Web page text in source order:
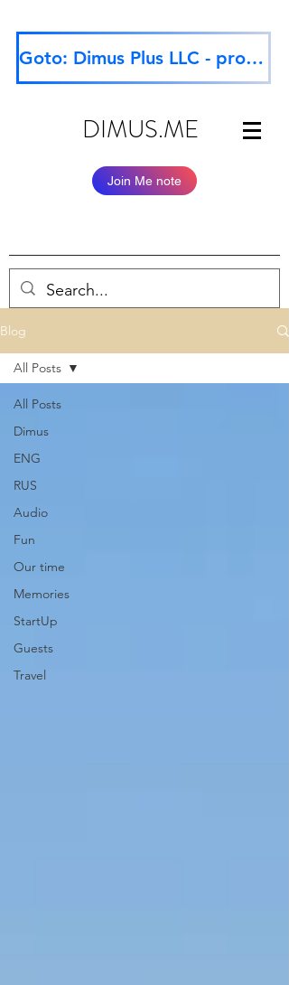
Goto: Dimus Plus LLC - professional website
DIMUS.ME
Join Me note
Blog
All Posts
Dimus
ENG
RUS
Audio
Fun
Our time
Memories
StartUp
Guests
Travel
All Posts